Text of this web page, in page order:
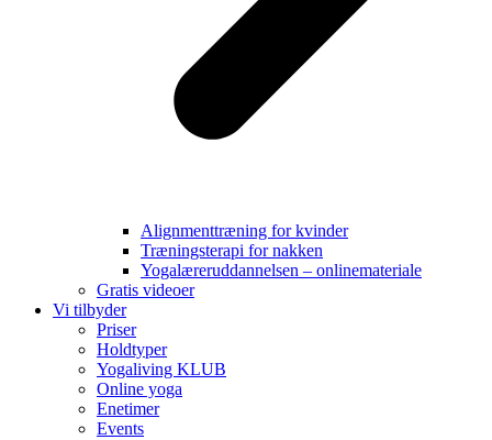
Alignmenttræning for kvinder
Træningsterapi for nakken
Yogalæreruddannelsen – onlinemateriale
Gratis videoer
Vi tilbyder
Priser
Holdtyper
Yogaliving KLUB
Online yoga
Enetimer
Events